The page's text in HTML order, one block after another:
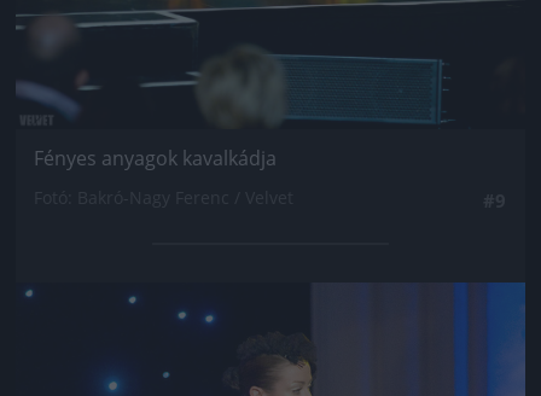
Fényes anyagok kavalkádja
Jön még kép!